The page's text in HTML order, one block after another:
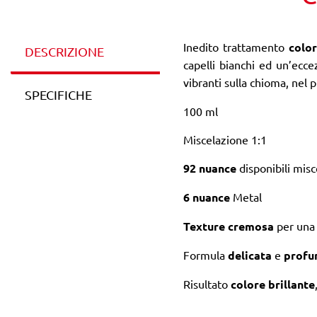
DESCRIZIONE
SPECIFICHE
Inedito trattamento
capelli bianchi ed
vibranti sulla chioma, nel
100 ml
Miscelazione 1:1
92 nuancedisponibili
6 nuanceMetal
Texture cremosa per
Formula delicata e
Risultato colore brillante